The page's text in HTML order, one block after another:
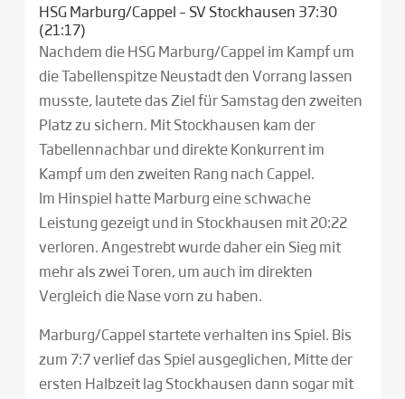
HSG Marburg/Cappel – SV Stockhausen 37:30
(21:17)
Nachdem die HSG Marburg/Cappel im Kampf um
die Tabellenspitze Neustadt den Vorrang lassen
musste, lautete das Ziel für Samstag den zweiten
Platz zu sichern. Mit Stockhausen kam der
Tabellennachbar und direkte Konkurrent im
Kampf um den zweiten Rang nach Cappel.
Im Hinspiel hatte Marburg eine schwache
Leistung gezeigt und in Stockhausen mit 20:22
verloren. Angestrebt wurde daher ein Sieg mit
mehr als zwei Toren, um auch im direkten
Vergleich die Nase vorn zu haben.
Marburg/Cappel startete verhalten ins Spiel. Bis
zum 7:7 verlief das Spiel ausgeglichen, Mitte der
ersten Halbzeit lag Stockhausen dann sogar mit